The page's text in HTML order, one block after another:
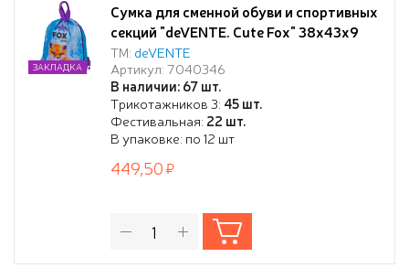
Сумка для сменной обуви и спортивных
секций "deVENTE. Cute Fox" 38x43x9
см, водоотталкивающая ткань, дно с
расширением 9 см, карман на молнии,
на веревочной завязке, с ручками
ТМ: deVENTE
Артикул: 7040346
В наличии: 67 шт.
Трикотажников 3: 45 шт.
Фестивальная: 22 шт.
В упаковке: по 12 шт
ЗАКЛАДКА
449,50